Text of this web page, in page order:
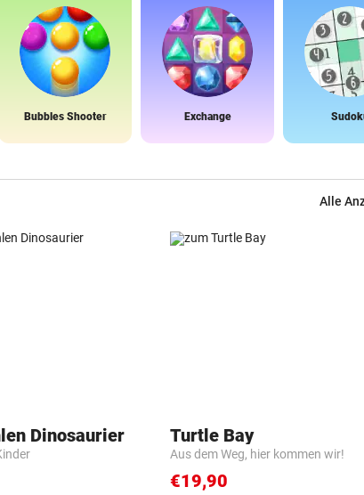
Bubbles Shooter Exchange
Alle
Dinosaurier Turtle Bay
Aus dem Weg, hier kommen wir!
€19,90